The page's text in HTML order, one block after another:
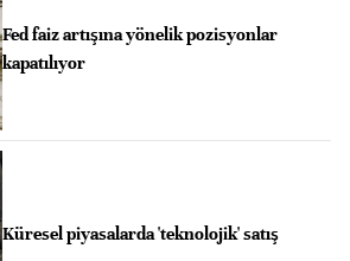
Fed faiz artışına yönelik pozisyonlar
kapatılıyor
Küresel piyasalarda 'teknolojik' satış